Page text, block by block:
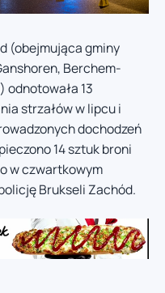
(obejmująca gminy
Berchem-
13
strzałów w lipcu i
dochodzeń
14 sztuk broni
w czwartkowym
Brukseli Zachód.